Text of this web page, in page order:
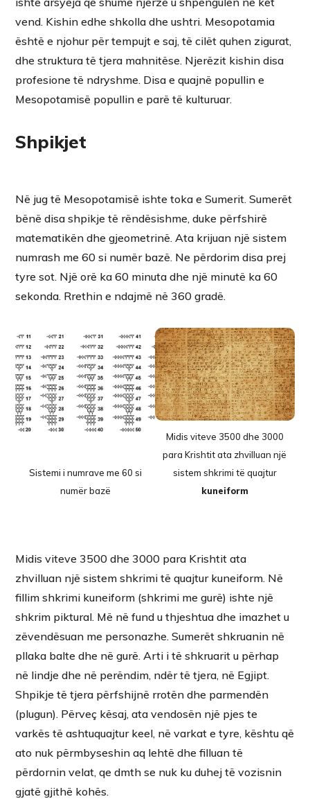
vend. Kishin edhe shkolla dhe ushtri. Mesopotamia
është e njohur për tempujt e saj, të cilët quhen zigurat,
dhe struktura të tjera mahnitëse. Njerëzit kishin disa
profesione të ndryshme. Disa e quajnë popullin e
Mesopotamisë popullin e parë të kulturuar.
Shpikjet
Në jug të Mesopotamisë ishte toka e Sumerit. Sumerët
bënë disa shpikje të rëndësishme, duke përfshirë
matematikën dhe gjeometrinë. Ata krijuan një sistem
numrash me 60 si numër bazë. Ne përdorim disa prej
tyre sot. Një orë ka 60 minuta dhe një minutë ka 60
sekonda. Rrethin e ndajmë në 360 gradë.
Sistemi i numrave me 60 si
numër bazë
Midis viteve 3500 dhe 3000
para Krishtit ata zhvilluan një
sistem shkrimi të quajtur
kuneiform
Midis viteve 3500 dhe 3000 para Krishtit ata
zhvilluan një sistem shkrimi të quajtur kuneiform. Në
fillim shkrimi kuneiform (shkrimi me gurë) ishte një
shkrim piktural. Më në fund u thjeshtua dhe imazhet u
zëvendësuan me personazhe. Sumerët shkruanin në
pllaka balte dhe në gurë. Arti i të shkruarit u përhap
në lindje dhe në perëndim, ndër të tjera, në Egjipt.
Shpikje të tjera përfshijnë rrotën dhe parmendën
(plugun). Përveç kësaj, ata vendosën një pjes te
varkës të ashtuquajtur keel, në varkat e tyre, kështu që
ato nuk përmbyseshin aq lehtë dhe filluan të
përdornin velat, qe dmth se nuk ku duhej të vozisnin
gjatë gjithë kohës.